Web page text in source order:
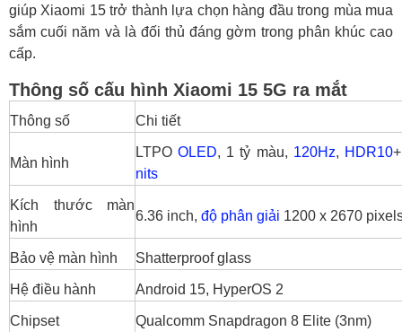
giúp Xiaomi 15 trở thành lựa chọn hàng đầu trong mùa mua
sắm cuối năm và là đối thủ đáng gờm trong phân khúc cao
cấp.
Thông số cấu hình Xiaomi 15 5G ra mắt
Thông số Chi tiết
Màn hình
LTPOOLED, 1 tỷ màu, 120Hz, HDR10
nits
Kích thước màn
hình
6.36 inch, độ phân giải 1200 x 2670
Bảo vệ màn hình Shatterproof glass
Hệ điều hành Android 15, HyperOS 2
Chipset Qualcomm Snapdragon 8 Elite (3nm)